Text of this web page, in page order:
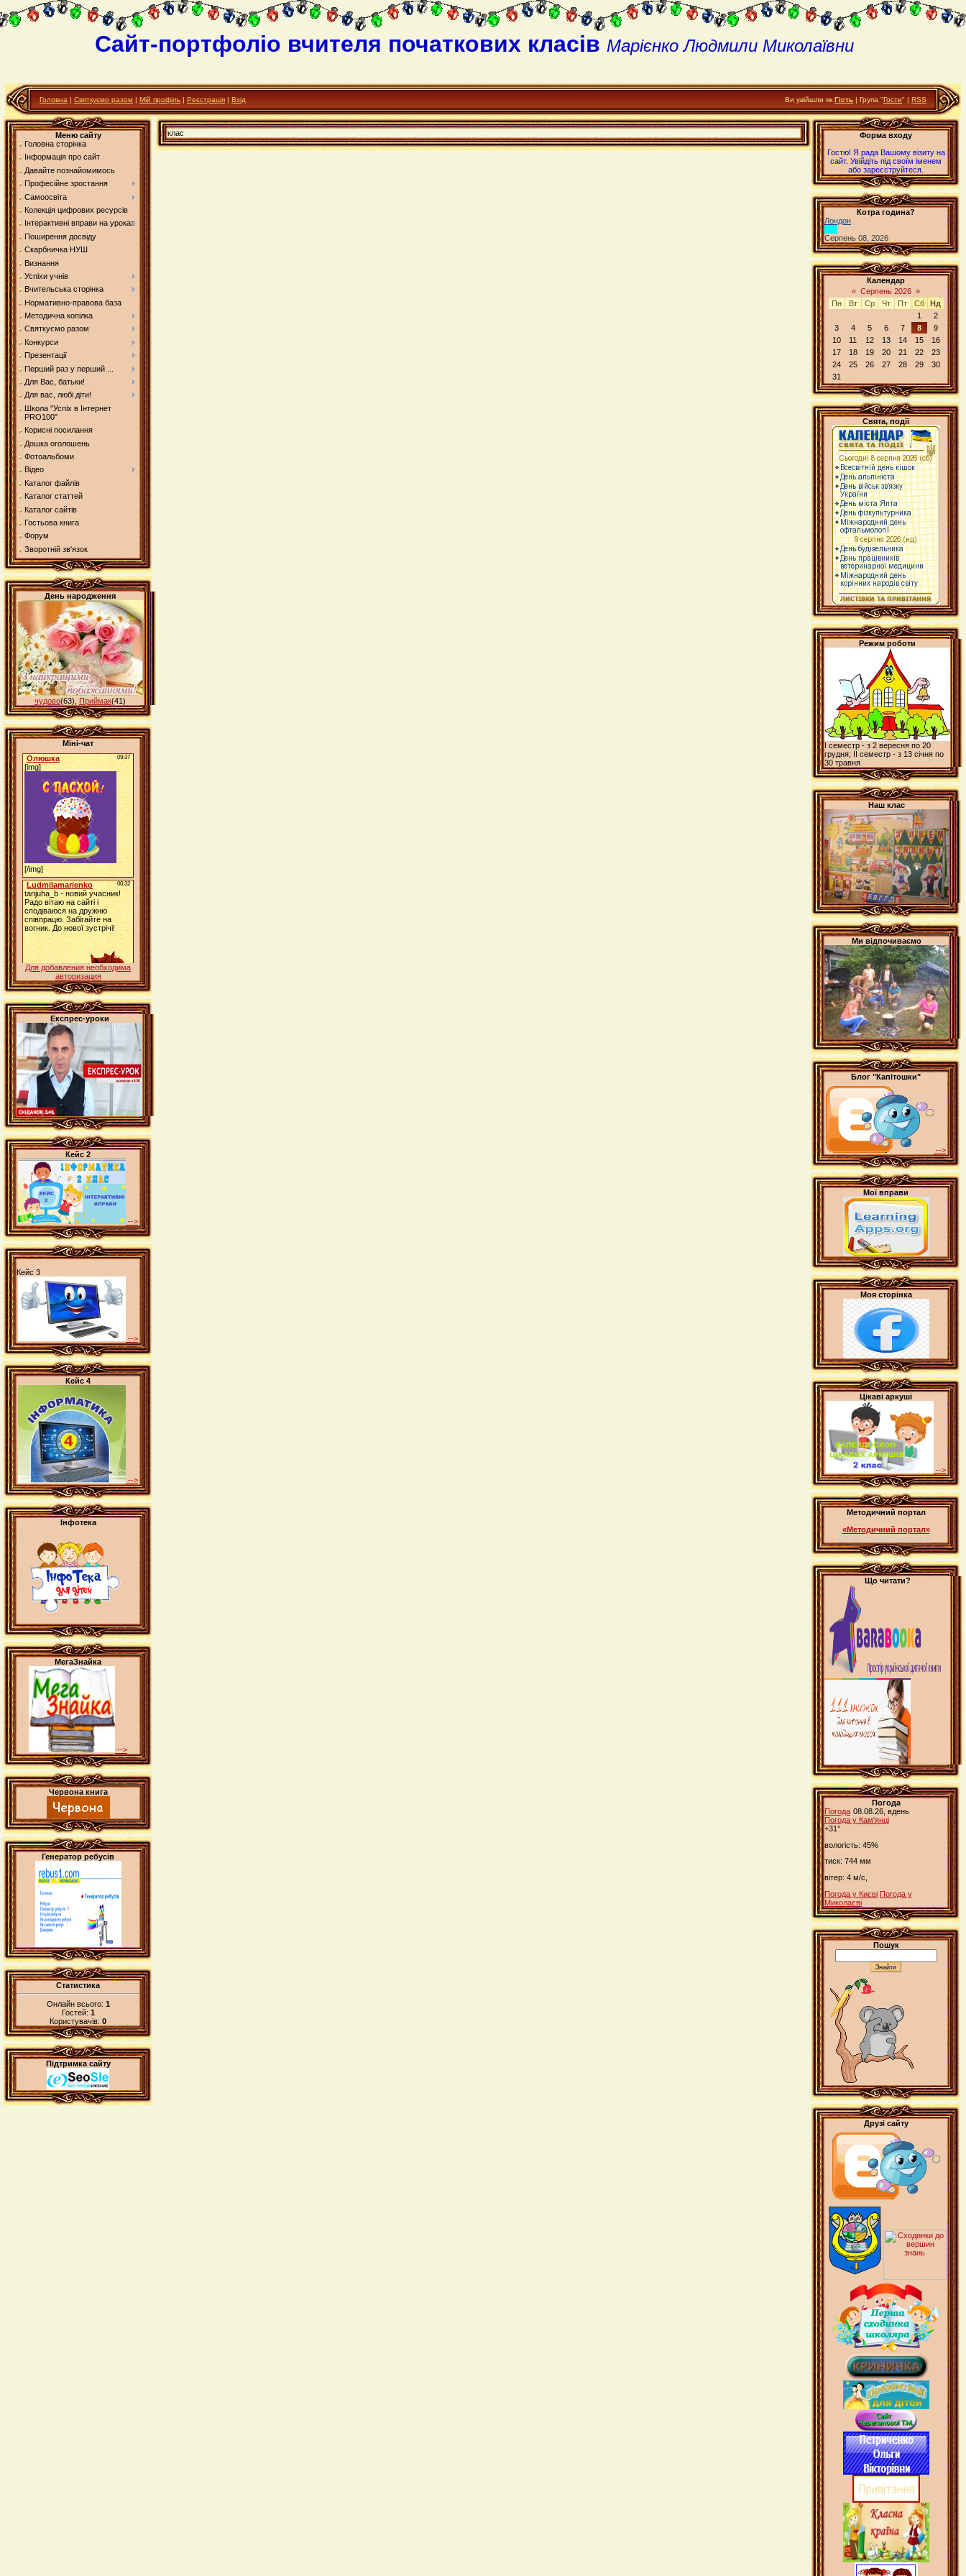
Сайт-портфоліо вчителя початкових класів Марієнко Людмили Миколаївни
Головна | Святкуємо разом | Мій профіль | Реєстрація | Вхід Ви увійшли якГість | Група "Гости" | RSS
Меню сайту
Головна сторінка
Інформація про сайт
Давайте познайомимось
Професійне зростання
Самоосвіта
Колекція цифрових ресурсів
Інтерактивні вправи на уроках
Поширення досвіду
Скарбничка НУШ
Визнання
Успіхи учнів
Вчительська сторінка
Нормативно-правова база
Методична копілка
Святкуємо разом
Конкурси
Презентації
Перший раз у перший ...
Для Вас, батьки!
Для вас, любі діти!
Школа "Успіх в Інтернет
PRO100"
Корисні посилання
Дошка оголошень
Фотоальбоми
Відео
Каталог файлів
Каталог статтей
Каталог сайтів
Гостьова книга
Форум
Зворотній зв'язок
День народження
чудово(63) Приймак(41)
Міні-чат
Для добавления необходима
авторизация
Експрес-уроки
Кейс 2
-->
Кейс 3
-->
Кейс 4
-->
Інфотека
МегаЗнайка
-->
Червона книга
Генератор ребусів
Статистика
Онлайн всього: 1
Гостей: 1
Користувачів: 0
Підтримка сайту
клас
Форма входу
Гостю! Я рада Вашому візиту на
сайт. Увійдіть під своїм іменем
або зареєструйтеся.
Котра година?
Лондон
Серпень 08, 2026
Календар
« Серпень 2026 »
Пн
Вт Ср Чт Пт Сб
Нд
1
2
3
4 5 6 7 8
9
10
11 12 13 14 15
16
17
18 19 20 21 22
23
24
25 26 27 28 29
30
31
Свята, події
Режим роботи
І семестр - з 2 вересня по 20
грудня; ІІ семестр - з 13 січня по
30 травня
Наш клас
Ми відпочиваємо
Блог "Капітошки"
-->
Мої вправи
Моя сторінка
Цікаві аркуші
-->
Методичний портал
«Методичний портал»
widget @ surfing-waves.com
Що читати?
Погода
Погода 08.08.26, вдень
Погода у Кам'янці
+31°
вологість: 45%
тиск: 744 мм
вітер: 4 м/с,
Погода у Києві Погода у
Миколаєві
Пошук
Друзі сайту